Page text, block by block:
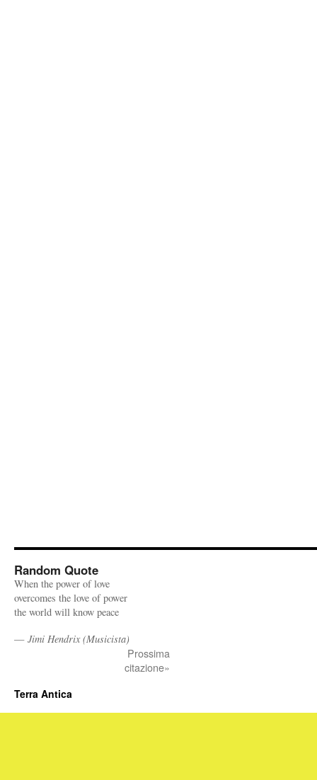
Random Quote
When the power of love
overcomes the love of power
the world will know peace
— Jimi Hendrix (Musicista)
Prossima
citazione»
Terra Antica